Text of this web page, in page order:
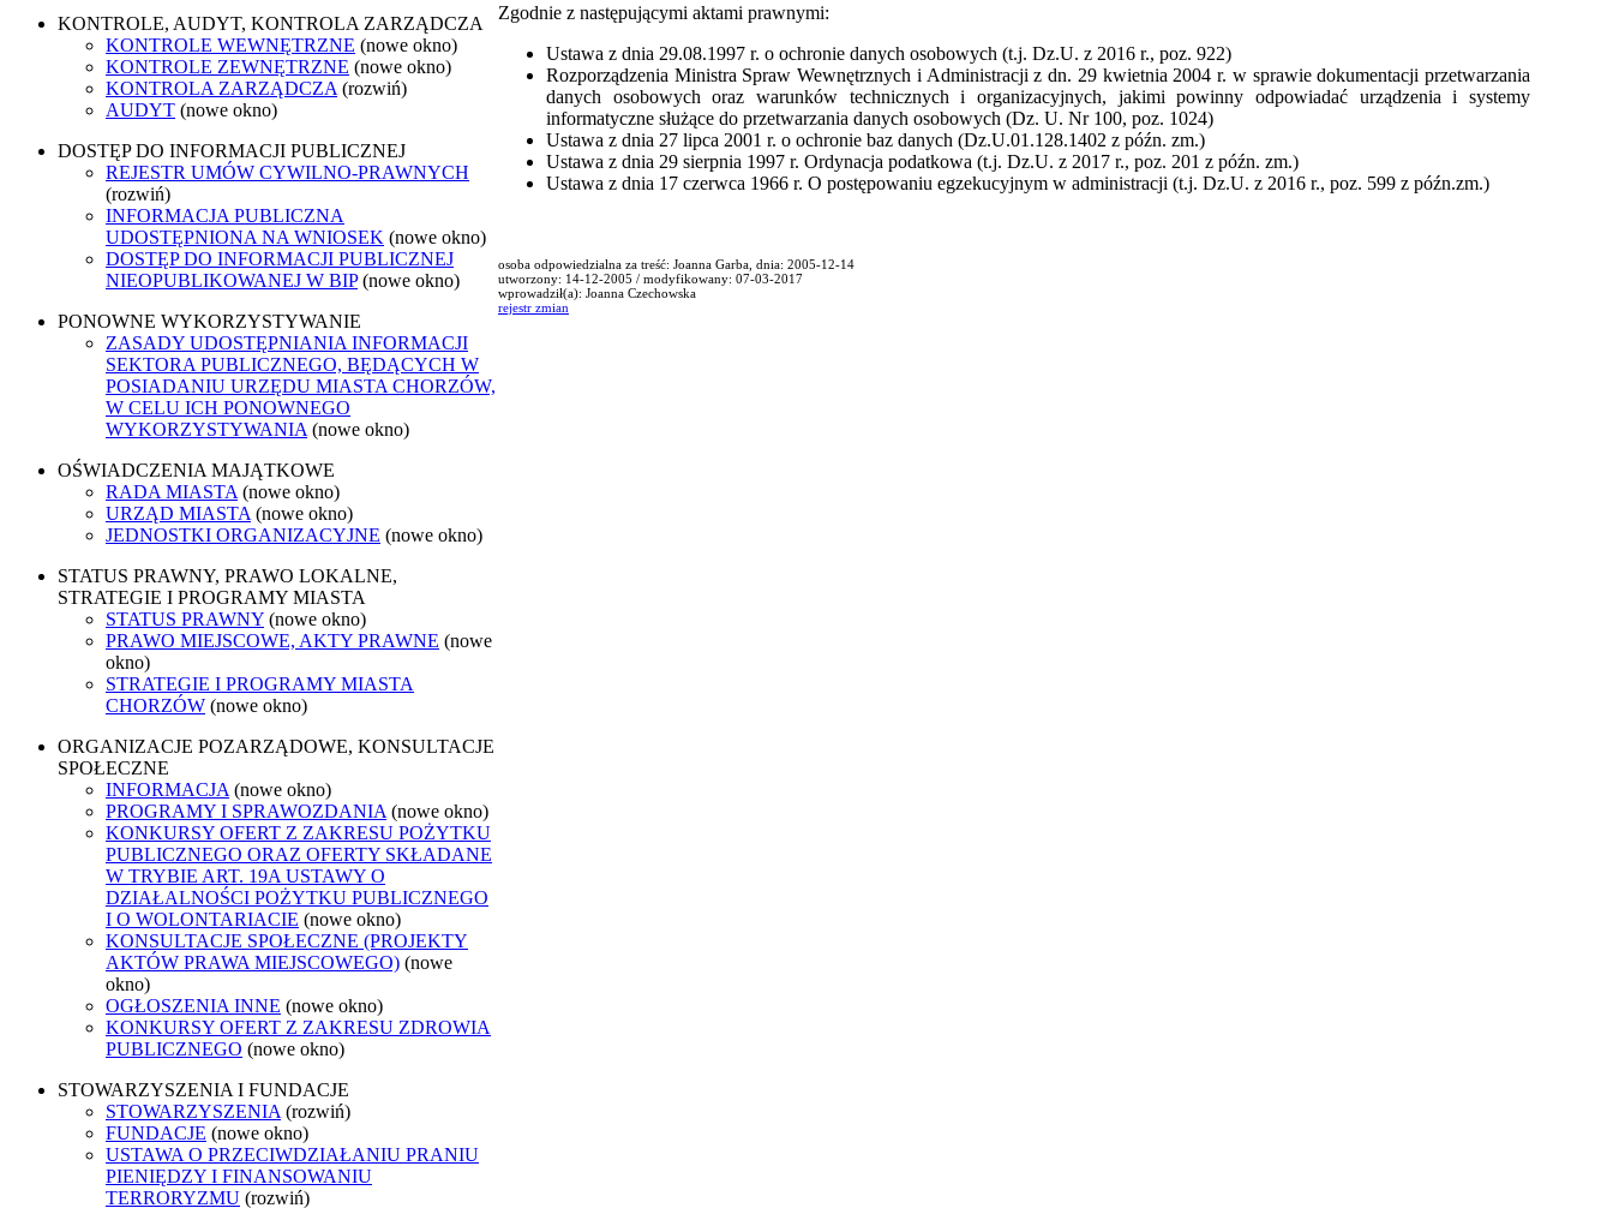
KONTROLE, AUDYT, KONTROLA ZARZĄDCZA
KONTROLE WEWNĘTRZNE (nowe okno)
KONTROLE ZEWNĘTRZNE (nowe okno)
KONTROLA ZARZĄDCZA (rozwiń)
AUDYT (nowe okno)
DOSTĘP DO INFORMACJI PUBLICZNEJ
REJESTR UMÓW CYWILNO-PRAWNYCH
(rozwiń)
INFORMACJA PUBLICZNA
UDOSTĘPNIONA NA WNIOSEK (nowe okno)
DOSTĘP DO INFORMACJI PUBLICZNEJ
NIEOPUBLIKOWANEJ W BIP (nowe okno)
PONOWNE WYKORZYSTYWANIE
ZASADY UDOSTĘPNIANIA INFORMACJI
SEKTORA PUBLICZNEGO, BĘDĄCYCH W
POSIADANIU URZĘDU MIASTA CHORZÓW,
W CELU ICH PONOWNEGO
WYKORZYSTYWANIA (nowe okno)
OŚWIADCZENIA MAJĄTKOWE
RADA MIASTA (nowe okno)
URZĄD MIASTA (nowe okno)
JEDNOSTKI ORGANIZACYJNE (nowe okno)
STATUS PRAWNY, PRAWO LOKALNE,
STRATEGIE I PROGRAMY MIASTA
STATUS PRAWNY (nowe okno)
PRAWO MIEJSCOWE, AKTY PRAWNE (nowe
okno)
STRATEGIE I PROGRAMY MIASTA
CHORZÓW (nowe okno)
ORGANIZACJE POZARZĄDOWE, KONSULTACJE
SPOŁECZNE
INFORMACJA (nowe okno)
PROGRAMY I SPRAWOZDANIA (nowe okno)
KONKURSY OFERT Z ZAKRESU POŻYTKU
PUBLICZNEGO ORAZ OFERTY SKŁADANE
W TRYBIE ART. 19A USTAWY O
DZIAŁALNOŚCI POŻYTKU PUBLICZNEGO
I O WOLONTARIACIE (nowe okno)
KONSULTACJE SPOŁECZNE (PROJEKTY
AKTÓW PRAWA MIEJSCOWEGO) (nowe
okno)
OGŁOSZENIA INNE (nowe okno)
KONKURSY OFERT Z ZAKRESU ZDROWIA
PUBLICZNEGO (nowe okno)
STOWARZYSZENIA I FUNDACJE
STOWARZYSZENIA (rozwiń)
FUNDACJE (nowe okno)
USTAWA O PRZECIWDZIAŁANIU PRANIU
PIENIĘDZY I FINANSOWANIU
TERRORYZMU (rozwiń)
Zgodnie z następującymi aktami prawnymi:
Ustawa z dnia 29.08.1997 r. o ochronie danych osobowych (t.j. Dz.U. z 2016 r., poz. 922)
Rozporządzenia Ministra Spraw Wewnętrznych i Administracji z dn. 29 kwietnia 2004 r. w sprawie dokumentacji przetwarzania
danych osobowych oraz warunków technicznych i organizacyjnych, jakimi powinny odpowiadać urządzenia i systemy
informatyczne służące do przetwarzania danych osobowych (Dz. U. Nr 100, poz. 1024)
Ustawa z dnia 27 lipca 2001 r. o ochronie baz danych (Dz.U.01.128.1402 z późn. zm.)
Ustawa z dnia 29 sierpnia 1997 r. Ordynacja podatkowa (t.j. Dz.U. z 2017 r., poz. 201 z późn. zm.)
Ustawa z dnia 17 czerwca 1966 r. O postępowaniu egzekucyjnym w administracji (t.j. Dz.U. z 2016 r., poz. 599 z późn.zm.)
osoba odpowiedzialna za treść: Joanna Garba, dnia: 2005-12-14
utworzony: 14-12-2005 / modyfikowany: 07-03-2017
wprowadził(a): Joanna Czechowska
rejestr zmian